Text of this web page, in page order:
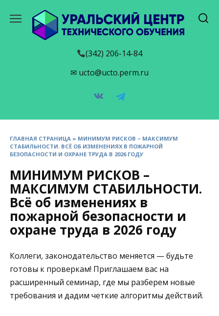
содержанию
(342) 206-14-84
✉ ucto@ucto.perm.ru
ГЛАВНАЯ СТРАНИЦА » МИНИМУМ РИСКОВ – МАКСИМУМ
СТАБИЛЬНОСТИ. ВСЁ ОБ ИЗМЕНЕНИЯХ В ПОЖАРНОЙ
БЕЗОПАСНОСТИ И ОХРАНЕ ТРУДА В 2026 ГОДУ
МИНИМУМ РИСКОВ –
МАКСИМУМ СТАБИЛЬНОСТИ.
Всё об изменениях в
пожарной безопасности и
охране труда в 2026 году
Коллеги, законодательство меняется — будьте
готовы к проверкам! Приглашаем вас на
расширенный семинар, где мы разберем новые
требования и дадим четкие алгоритмы действий.